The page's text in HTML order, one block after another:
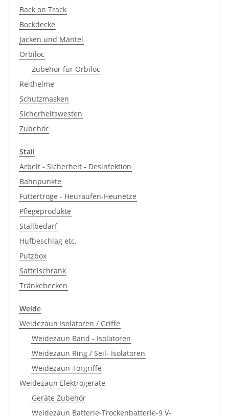
Back on Track
Bockdecke
Jacken und Mäntel
Orbiloc
Zubehör für Orbiloc
Reithelme
Schutzmasken
Sicherheitswesten
Zubehör
Stall
Arbeit - Sicherheit - Desinfektion
Bahnpunkte
Futtertröge - Heuraufen-Heunetze
Pflegeprodukte
Stallbedarf
Hufbeschlag etc.
Putzbox
Sattelschrank
Tränkebecken
Weide
Weidezaun Isolatoren / Griffe
Weidezaun Band - Isolatoren
Weidezaun Ring / Seil- Isolatoren
Weidezaun Torgriffe
Weidezaun Elektrogeräte
Geräte Zubehör
Weidezaun Batterie-Trockenbatterie-9 V-